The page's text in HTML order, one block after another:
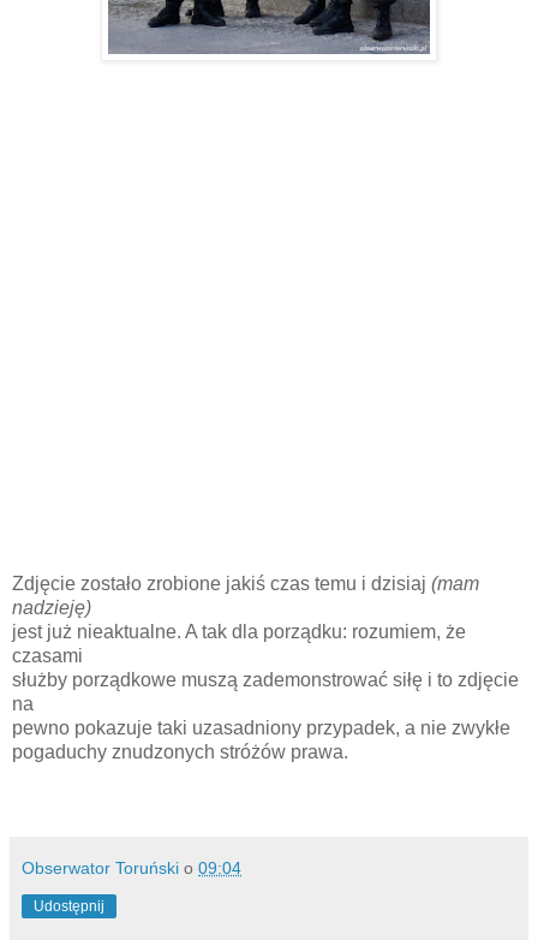
Zdjęcie zostało zrobione jakiś czas temu i dzisiaj (mam
nadzieję)
jest już nieaktualne. A tak dla porządku: rozumiem, że
czasami
służby porządkowe muszą zademonstrować siłę i to zdjęcie
na
pewno pokazuje taki uzasadniony przypadek, a nie zwykłe
pogaduchy znudzonych stróżów prawa.
Obserwator Toruński o 09:04
Udostępnij